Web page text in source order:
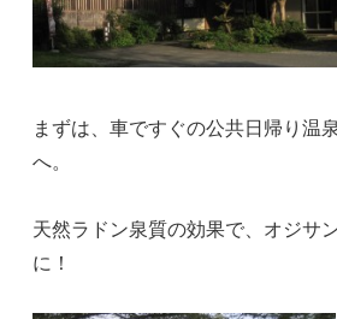
まずは、車ですぐの公共日帰り温
へ。
天然ラドン泉質の効果で、オジサ
に！